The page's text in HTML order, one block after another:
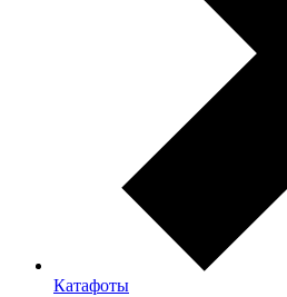
Катафоты